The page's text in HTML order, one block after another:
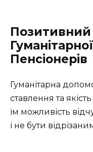
Пенсіонерів
Гуманітарна
ставлення та
їм можливість
і не бути